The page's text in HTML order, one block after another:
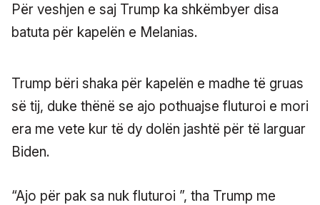
Për veshjen e saj Trump ka shkëmbyer disa
batuta për kapelën e Melanias.
Trump bëri shaka për kapelën e madhe të gruas
së tij, duke thënë se ajo pothuajse fluturoi e mori
era me vete kur të dy dolën jashtë për të larguar
Biden.
“Ajo për pak sa nuk fluturoi ”, tha Trump me